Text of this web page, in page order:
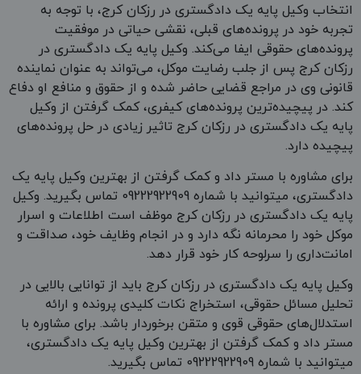
انتخاب وکیل پایه یک دادگستری در رزکان کرج، با توجه به
تجربه خود در پرونده‌های قبلی، نقشی حیاتی در موفقیت
پرونده‌های حقوقی ایفا می‌کند. وکیل پایه یک دادگستری در
رزکان کرج پس از جلب رضایت موکل، می‌تواند به عنوان نماینده
قانونی وی در مراجع قضایی حاضر شده و از حقوق و منافع او دفاع
کند. در پیچیده‌ترین پرونده‌های کیفری، کمک گرفتن از وکیل
پایه یک دادگستری در رزکان کرج تاثیر زیادی در حل پرونده‌های
پیچیده دارد.
برای مشاوره با مستر داد و کمک گرفتن از بهترین وکیل پایه یک
دادگستری، میتوانید با شماره 09222922909 تماس بگیرید. وکیل
پایه یک دادگستری در رزکان کرج موظف است اطلاعات و اسرار
موکل خود را محرمانه نگه دارد و در انجام وظایف خود، صداقت و
امانت‌داری را سرلوحه کار خود قرار دهد.
وکیل پایه یک دادگستری در رزکان کرج باید از توانایی بالایی در
تحلیل مسائل حقوقی، استخراج نکات کلیدی پرونده و ارائه
استدلال‌های حقوقی قوی و متقن برخوردار باشد. برای مشاوره با
مستر داد و کمک گرفتن از بهترین وکیل پایه یک دادگستری،
میتوانید با شماره 09222922909 تماس بگیرید.